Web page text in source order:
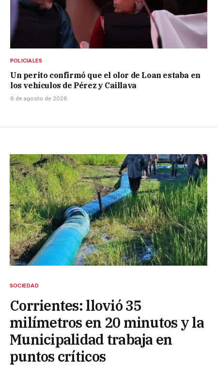
POLICIALES
Un perito confirmó que el olor de Loan estaba en
los vehículos de Pérez y Caillava
6 de agosto de 2026
SOCIEDAD
Corrientes: llovió 35
milímetros en 20 minutos y la
Municipalidad trabaja en
puntos críticos